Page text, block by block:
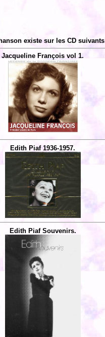
existe sur les CD
Jacqueline François vol 1.
Edith Piaf 1936-1957.
Edith Piaf Souvenirs.